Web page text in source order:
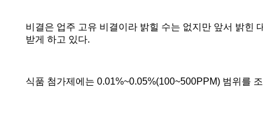
비결은 업주 고유 비결이라 밝힐 수는 없지만 앞서 밝힌
받게 하고 있다.
식품 첨가제에는 0.01%~0.05%(100~500PPM) 범위를